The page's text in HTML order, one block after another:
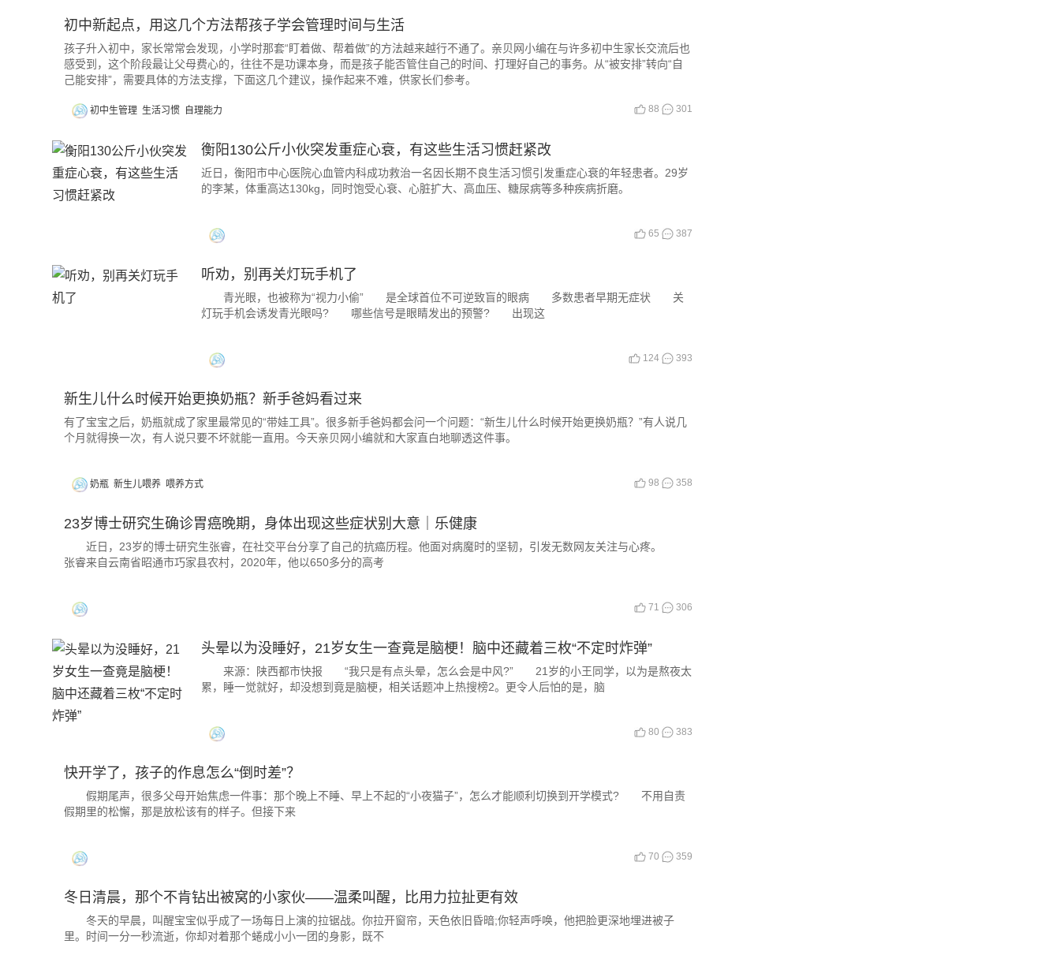
初中新起点，用这几个方法帮孩子学会管理时间与生活
孩子升入初中，家长常常会发现，小学时那套“盯着做、帮着做”的方法越来越行不通了。亲贝网小编在与许多初中生家长交流后也
感受到，这个阶段最让父母费心的，往往不是功课本身，而是孩子能否管住自己的时间、打理好自己的事务。从“被安排”转向“自
己能安排”，需要具体的方法支撑，下面这几个建议，操作起来不难，供家长们参考。
初中生管理 生活习惯 自理能力 88 301
衡阳130公斤小伙突发重症心衰，有这些生活习惯赶紧改
近日，衡阳市中心医院心血管内科成功救治一名因长期不良生活习惯引发重症心衰的年轻患者。29岁
的李某，体重高达130kg，同时饱受心衰、心脏扩大、高血压、糖尿病等多种疾病折磨。
65 387
听劝，别再关灯玩手机了
青光眼，也被称为“视力小偷” 是全球首位不可逆致盲的眼病 多数患者早期无症状 关
灯玩手机会诱发青光眼吗? 哪些信号是眼睛发出的预警? 出现这
124 393
新生儿什么时候开始更换奶瓶？新手爸妈看过来
有了宝宝之后，奶瓶就成了家里最常见的“带娃工具”。很多新手爸妈都会问一个问题：“新生儿什么时候开始更换奶瓶？”有人说几
个月就得换一次，有人说只要不坏就能一直用。今天亲贝网小编就和大家直白地聊透这件事。
奶瓶 新生儿喂养 喂养方式 98 358
23岁博士研究生确诊胃癌晚期，身体出现这些症状别大意｜乐健康
近日，23岁的博士研究生张睿，在社交平台分享了自己的抗癌历程。他面对病魔时的坚韧，引发无数网友关注与心疼。
张睿来自云南省昭通市巧家县农村，2020年，他以650多分的高考
71 306
头晕以为没睡好，21岁女生一查竟是脑梗！脑中还藏着三枚“不定时炸弹”
来源：陕西都市快报 “我只是有点头晕，怎么会是中风?” 21岁的小王同学，以为是熬夜太
累，睡一觉就好，却没想到竟是脑梗，相关话题冲上热搜榜2。更令人后怕的是，脑
80 383
快开学了，孩子的作息怎么“倒时差”？
假期尾声，很多父母开始焦虑一件事：那个晚上不睡、早上不起的“小夜猫子”，怎么才能顺利切换到开学模式? 不用自责
假期里的松懈，那是放松该有的样子。但接下来
70 359
冬日清晨，那个不肯钻出被窝的小家伙——温柔叫醒，比用力拉扯更有效
冬天的早晨，叫醒宝宝似乎成了一场每日上演的拉锯战。你拉开窗帘，天色依旧昏暗;你轻声呼唤，他把脸更深地埋进被子
里。时间一分一秒流逝，你却对着那个蜷成小小一团的身影，既不